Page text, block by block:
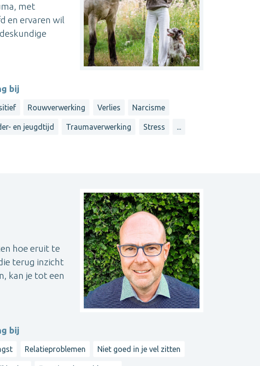
met
en ervaren wil
bij
Rouwverwerking Verlies Narcisme
en jeugdtijd Traumaverwerking Stress ...
hoe eruit te
terug inzicht
kan je tot een
bij
Relatieproblemen Niet goed in je vel zitten